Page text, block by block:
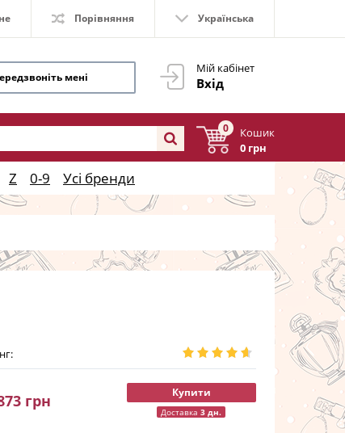
Порівняння Українська
Мій кабінет
Вхід
мені
0
Кошик
0 грн
Z 0-9 Усі бренди
грн Купити
Доставка3 дн.